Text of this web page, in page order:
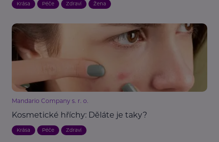
Krása Péče Zdraví Žena
Mandario Company s. r. o.
Kosmetické hříchy: Děláte je taky?
Krása Péče Zdraví